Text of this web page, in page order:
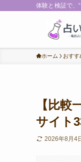
体験と検証で、
ホーム おすす
【比
サイト
2026年8月4